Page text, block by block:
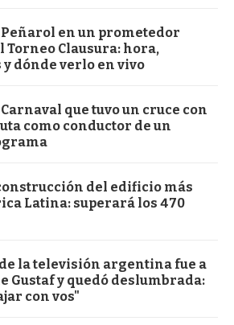
Peñarol en un prometedor
Torneo Clausura: hora,
dónde verlo en vivo
que tuvo un cruce con
como conductor de un
del edificio más
Latina: superará los 470
la televisión argentina fue a
Gustaf y quedó deslumbrada:
con vos"